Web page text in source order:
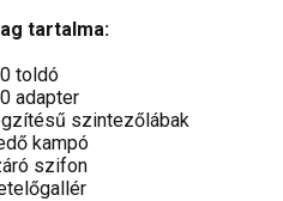
tartalma:
toldó
adapter
szintezőlábak
kampó
szifon